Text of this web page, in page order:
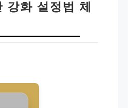
화 설정법 체